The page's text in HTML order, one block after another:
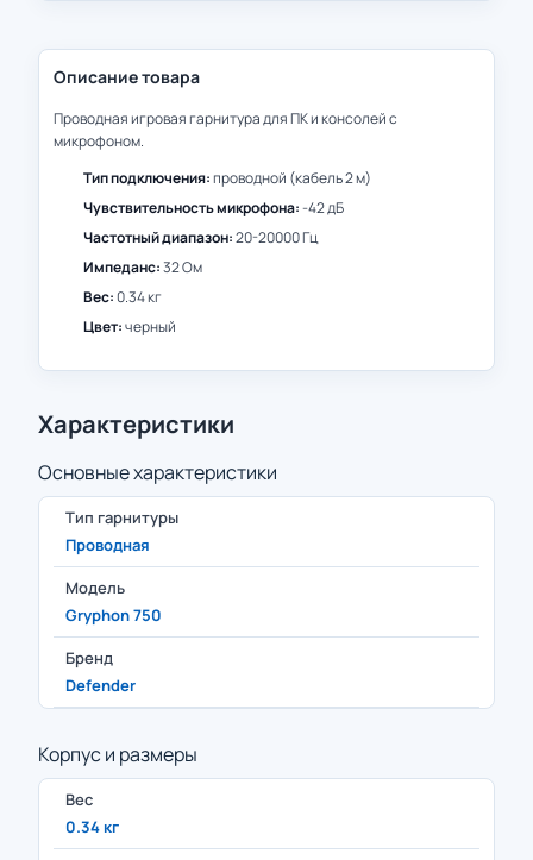
Описание товара
Проводная игровая гарнитура для ПК и консолей с
микрофоном.
Тип подключения:проводной (кабель 2 м)
Чувствительность микрофона:-42 дБ
Частотный диапазон:20-20000 Гц
Импеданс:32 Ом
Вес:0.34 кг
Цвет:черный
Характеристики
Основные характеристики
Тип гарнитуры
Проводная
Модель
Gryphon 750
Бренд
Defender
Корпус и размеры
Вес
0.34 кг